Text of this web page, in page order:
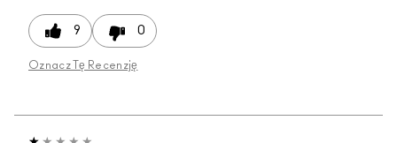
9 0
Oznacz Tę Recenzję